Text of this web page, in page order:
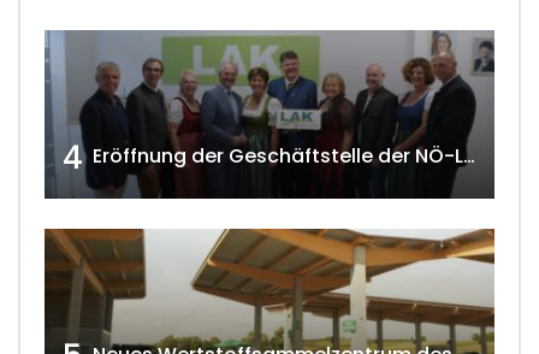
4 Eröffnung der Geschäftstelle der NÖ-Landarbeiterkammer in Mistelbach w4tv174